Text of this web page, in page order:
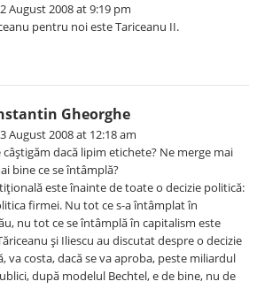
August 2008 at 9:19 pm
pentru noi este Tariceanu II.
Gheorghe
August 2008 at 12:18 am
câştigăm dacă lipim etichete? Ne merge mai
bine ce se întâmplă?
este înainte de toate o decizie politică:
firmei. Nu tot ce s-a întâmplat în
nu tot ce se întâmplă în capitalism este
şi Iliescu au discutat despre o decizie
va costa, dacă se va aproba, peste miliardul
după modelul Bechtel, e de bine, nu de